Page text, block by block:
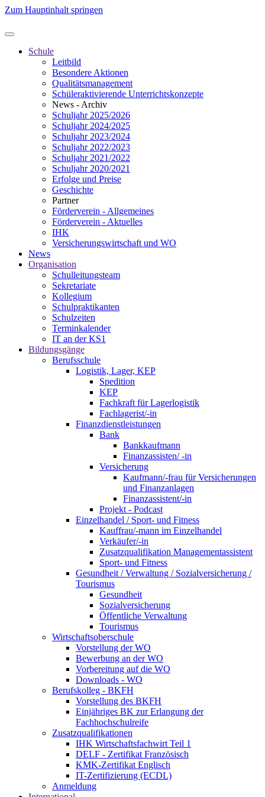
Zum Hauptinhalt springen
Schule
Leitbild
Besondere Aktionen
Qualitätsmanagement
Schüleraktivierende Unterrichtskonzepte
News - Archiv
Schuljahr 2025/2026
Schuljahr 2024/2025
Schuljahr 2023/2024
Schuljahr 2022/2023
Schuljahr 2021/2022
Schuljahr 2020/2021
Erfolge und Preise
Geschichte
Partner
Förderverein - Allgemeines
Förderverein - Aktuelles
IHK
Versicherungswirtschaft und WO
News
Organisation
Schulleitungsteam
Sekretariate
Kollegium
Schulpraktikanten
Schulzeiten
Terminkalender
IT an der KS1
Bildungsgänge
Berufsschule
Logistik, Lager, KEP
Spedition
KEP
Fachkraft für Lagerlogistik
Fachlagerist/-in
Finanzdienstleistungen
Bank
Bankkaufmann
Finanzassisten/ -in
Versicherung
Kaufmann/-frau für Versicherungen
und Finanzanlagen
Finanzassistent/-in
Projekt - Podcast
Einzelhandel / Sport- und Fitness
Kauffrau/-mann im Einzelhandel
Verkäufer/-in
Zusatzqualifikation Managementassistent
Sport- und Fitness
Gesundheit / Verwaltung / Sozialversicherung /
Tourismus
Gesundheit
Sozialversicherung
Öffentliche Verwaltung
Tourismus
Wirtschaftsoberschule
Vorstellung der WO
Bewerbung an der WO
Vorbereitung auf die WO
Downloads - WO
Berufskolleg - BKFH
Vorstellung des BKFH
Einjähriges BK zur Erlangung der
Fachhochschulreife
Zusatzqualifikationen
IHK Wirtschaftsfachwirt Teil 1
DELF - Zertifikat Französisch
KMK-Zertifikat Englisch
IT-Zertifizierung (ECDL)
Anmeldung